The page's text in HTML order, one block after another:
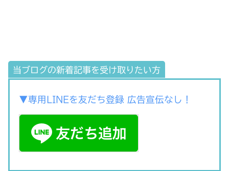
当ブログの新着記事を受け取りたい方
▼専用LINEを友だち登録 広告宣伝なし！